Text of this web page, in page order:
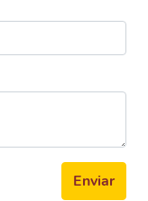
Enviar